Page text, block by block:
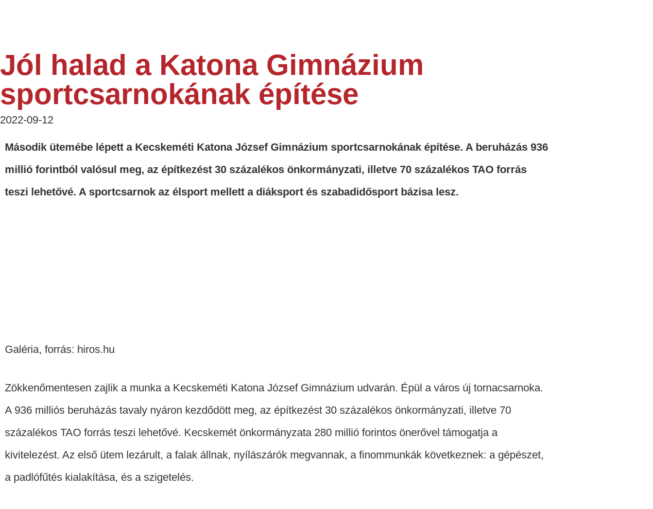
Jól halad a Katona Gimnázium
sportcsarnokának építése
2022-09-12
Második ütemébe lépett a Kecskeméti Katona József Gimnázium sportcsarnokának építése. A beruházás 936
millió forintból valósul meg, az építkezést 30 százalékos önkormányzati, illetve 70 százalékos TAO forrás
teszi lehetővé. A sportcsarnok az élsport mellett a diáksport és szabadidősport bázisa lesz.
Galéria, forrás: hiros.hu
Zökkenőmentesen zajlik a munka a Kecskeméti Katona József Gimnázium udvarán. Épül a város új tornacsarnoka.
A 936 milliós beruházás tavaly nyáron kezdődött meg, az építkezést 30 százalékos önkormányzati, illetve 70
százalékos TAO forrás teszi lehetővé. Kecskemét önkormányzata 280 millió forintos önerővel támogatja a
kivitelezést. Az első ütem lezárult, a falak állnak, nyílászárók megvannak, a finommunkák következnek: a gépészet,
a padlófűtés kialakítása, és a szigetelés.